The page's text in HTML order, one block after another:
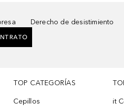
Derecho de desistimiento
TOP CATEGORÍAS
Cepillos
it